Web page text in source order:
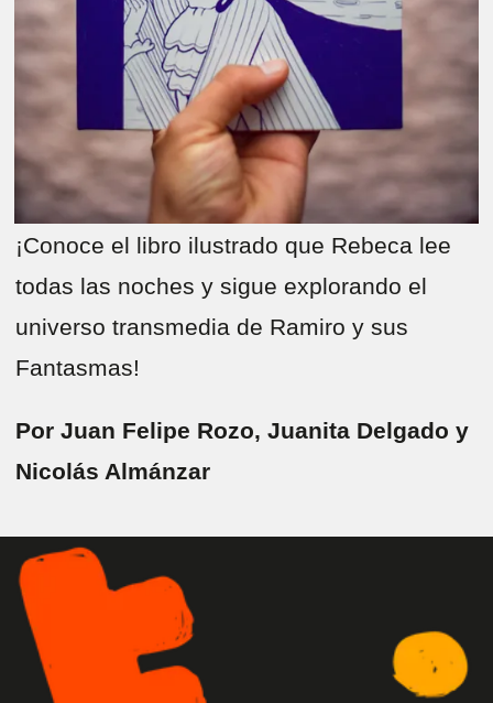
¡Conoce el libro ilustrado que Rebeca lee
todas las noches y sigue explorando el
universo transmedia de Ramiro y sus
Fantasmas!
Por Juan Felipe Rozo, Juanita Delgado y
Nicolás Almánzar